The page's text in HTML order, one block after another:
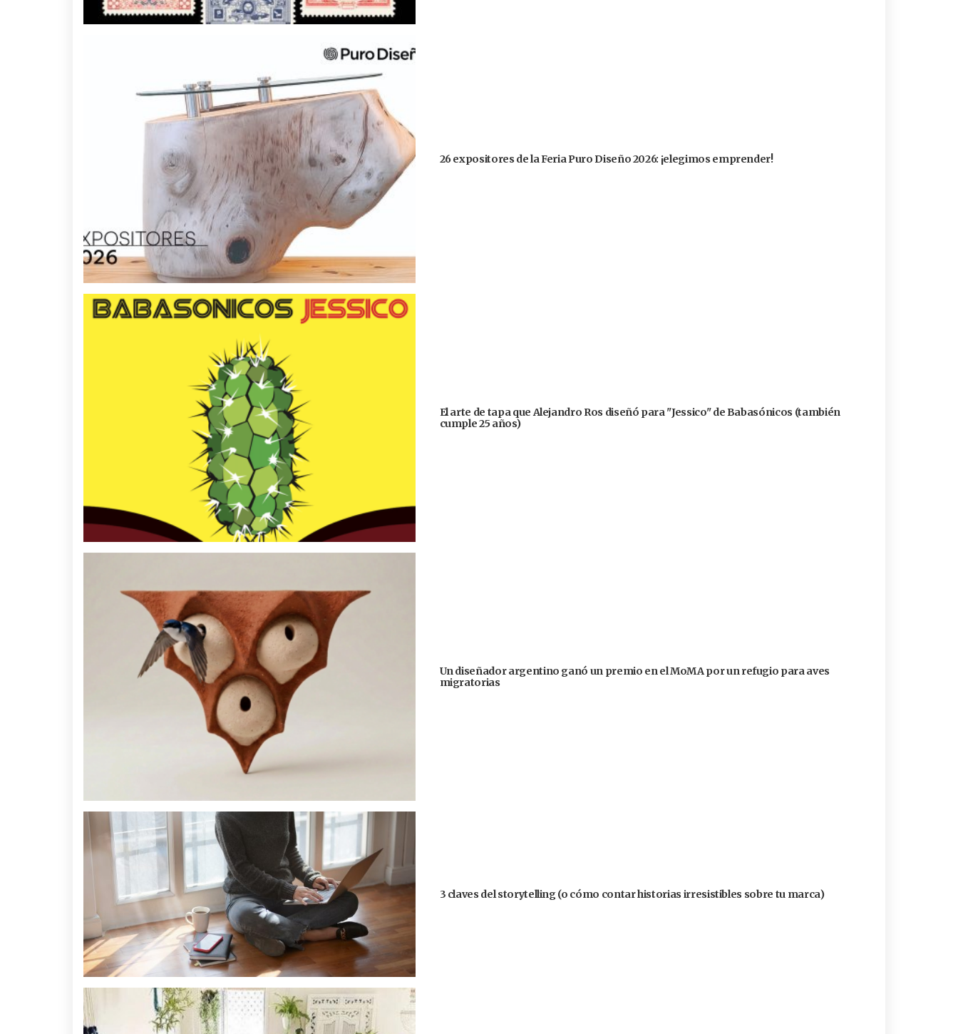
26 expositores de la Feria Puro Diseño 2026: ¡elegimos emprender!
El arte de tapa que Alejandro Ros diseñó para "Jessico" de Babasónicos (también
cumple 25 años)
Un diseñador argentino ganó un premio en el MoMA por un refugio para aves
migratorias
3 claves del storytelling (o cómo contar historias irresistibles sobre tu marca)